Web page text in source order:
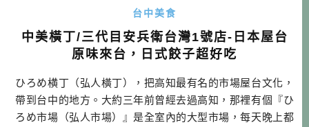
台中美食
中美橫丁/三代目安兵衛台灣1號店-日本屋台
原味來台，日式餃子超好吃
ひろめ横丁（弘人橫丁），把高知最有名的市場屋台文化，
帶到台中的地方。大約三年前曾經去過高知，那裡有個『ひ
ろめ市場（弘人市場）』是全室內的大型市場，每天晚上都